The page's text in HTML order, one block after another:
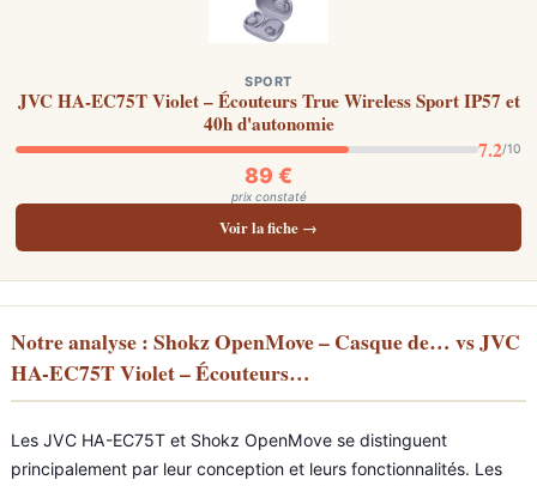
SPORT
JVC HA-EC75T Violet – Écouteurs True Wireless Sport IP57 et
40h d'autonomie
7.2/10
89 €
prix constaté
Voir la fiche →
Notre analyse : Shokz OpenMove – Casque de… vs JVC
HA-EC75T Violet – Écouteurs…
Les JVC HA-EC75T et Shokz OpenMove se distinguent
principalement par leur conception et leurs fonctionnalités. Les